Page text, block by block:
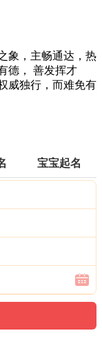
，主畅通达，热
德， 善发挥才
威独行，而难免有
宝宝起名